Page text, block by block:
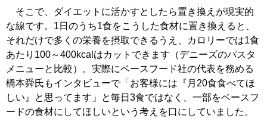
そこで、ダイエットに活かすとしたら置き換えが現実的
な線です。1日のうち1食をこうした食材に置き換えると、
それだけで多くの栄養を摂取できるうえ、カロリーでは1食
あたり100～400kcalはカットできます（デニーズのパスタ
メニューと比較）。実際にベースフード社の代表を務める
橋本舜氏もインタビューで「お客様には『月20食食べてほ
しい』と思ってます」と毎日3食ではなく、一部をベースフ
ードの食材にしてほしいという考えを口にしていました。